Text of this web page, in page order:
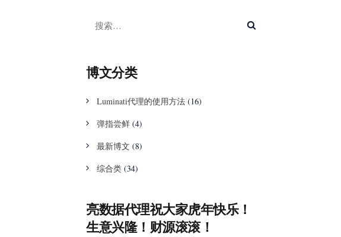
博文分类
Luminati代理的使用方法 (16)
弹指尝鲜 (4)
最新博文 (8)
综合类 (34)
亮数据代理祝大家虎年快乐！
生意兴隆！财源滚滚！